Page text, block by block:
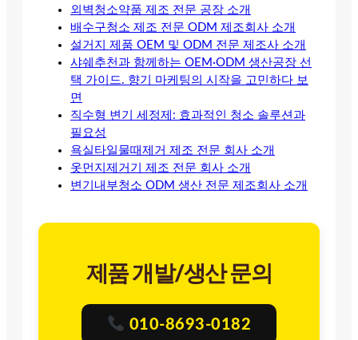
외벽청소약품 제조 전문 공장 소개
배수구청소 제조 전문 ODM 제조회사 소개
설거지 제품 OEM 및 ODM 전문 제조사 소개
샤쉐추천과 함께하는 OEM·ODM 생산공장 선
택 가이드. 향기 마케팅의 시작을 고민하다 보
면
직수형 변기 세정제: 효과적인 청소 솔루션과
필요성
욕실타일물때제거 제조 전문 회사 소개
옷먼지제거기 제조 전문 회사 소개
변기내부청소 ODM 생산 전문 제조회사 소개
제품 개발/생산 문의
010-8693-0182